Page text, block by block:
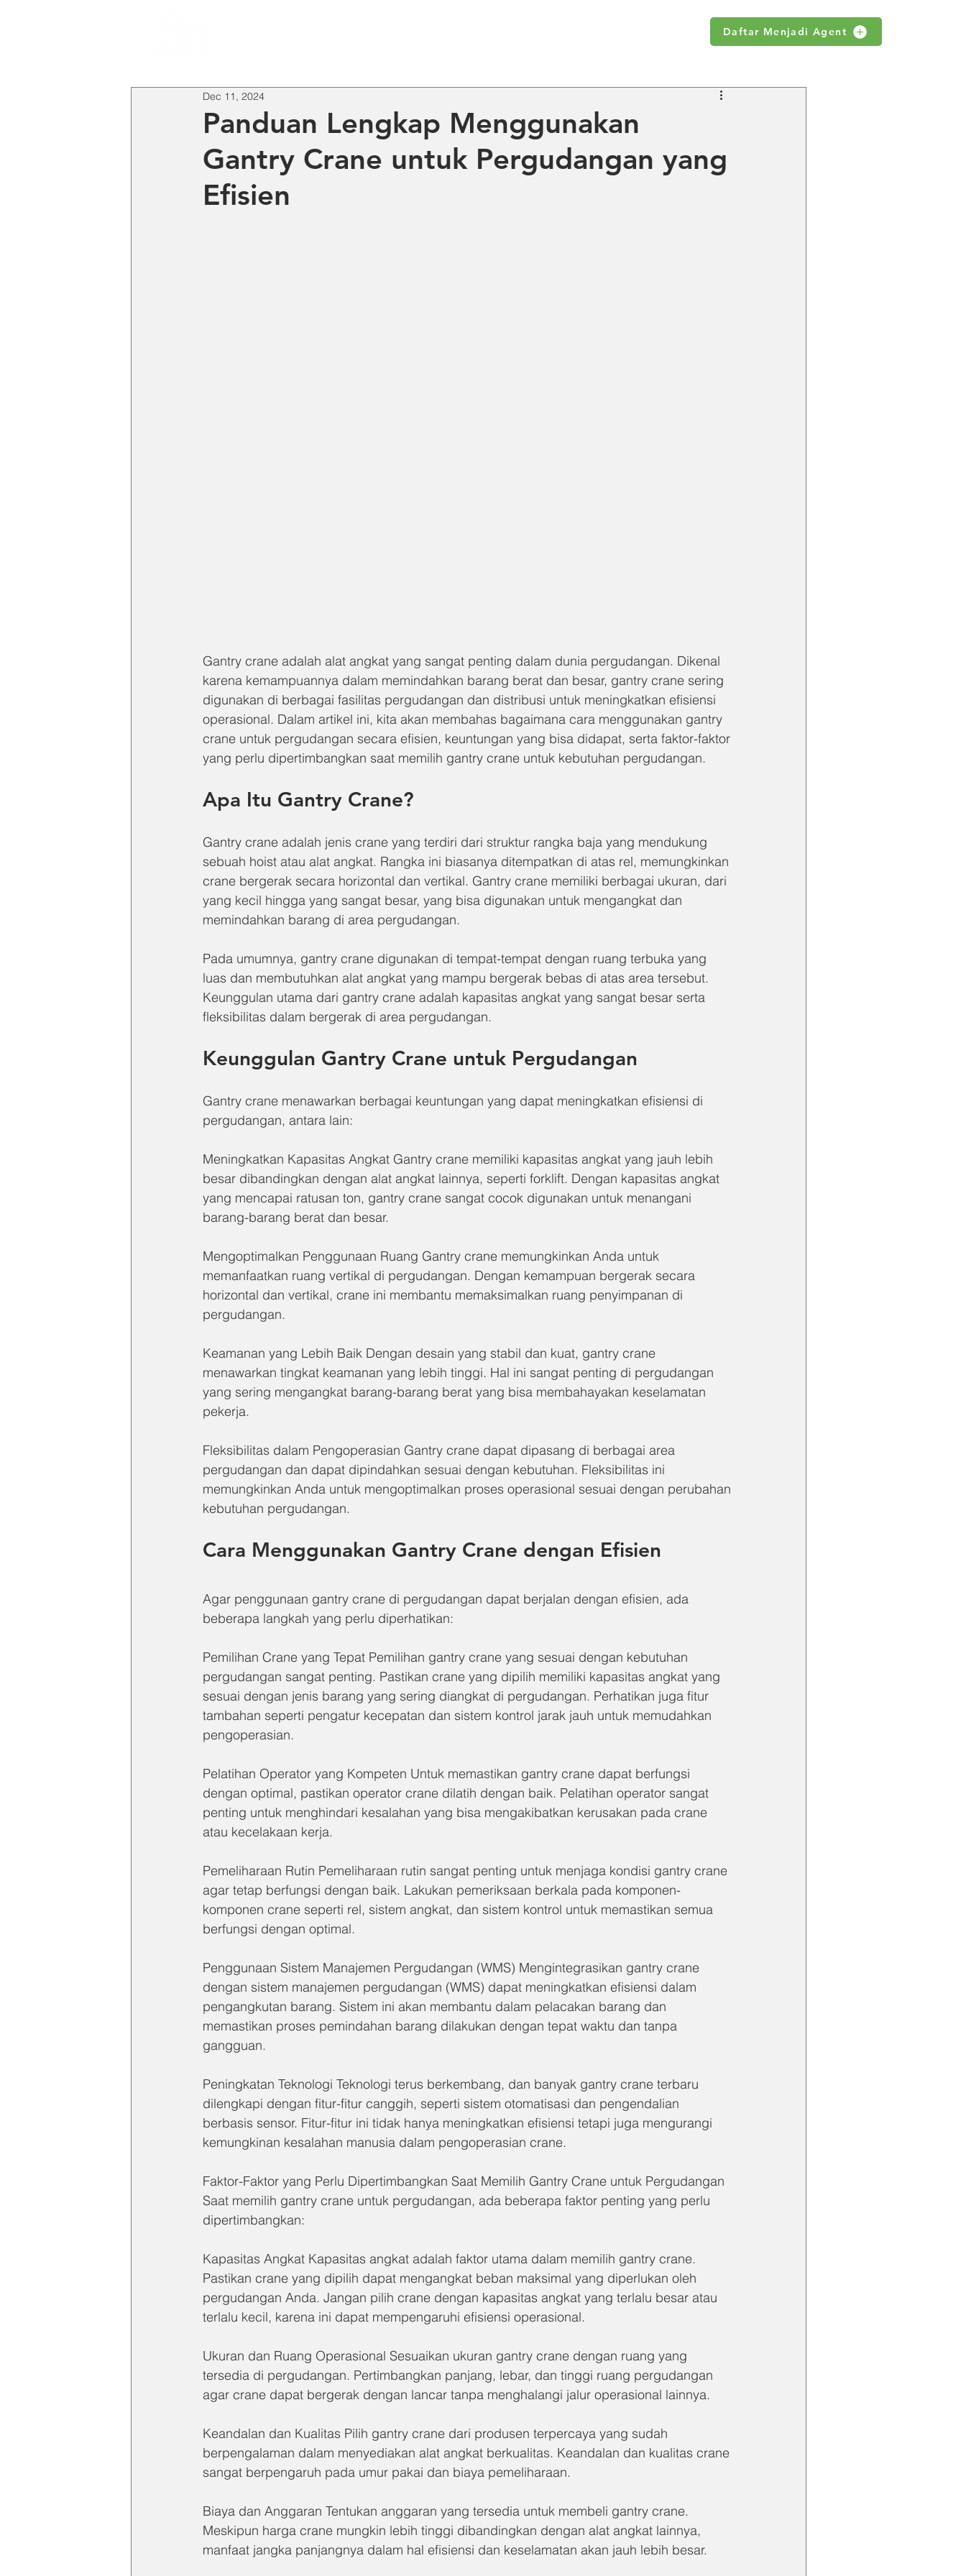
Daftar Menjadi Agent
Panduan Lengkap Menggunakan
Gantry Crane untuk Pergudangan yang
Efisien
Dec 11, 2024
Gantry crane adalah alat angkat yang sangat penting dalam dunia pergudangan. Dikenal
karena kemampuannya dalam memindahkan barang berat dan besar, gantry crane sering
digunakan di berbagai fasilitas pergudangan dan distribusi untuk meningkatkan efisiensi
operasional. Dalam artikel ini, kita akan membahas bagaimana cara menggunakan gantry
crane untuk pergudangan secara efisien, keuntungan yang bisa didapat, serta faktor-faktor
yang perlu dipertimbangkan saat memilih gantry crane untuk kebutuhan pergudangan.
Apa Itu Gantry Crane?
Gantry crane adalah jenis crane yang terdiri dari struktur rangka baja yang mendukung
sebuah hoist atau alat angkat. Rangka ini biasanya ditempatkan di atas rel, memungkinkan
crane bergerak secara horizontal dan vertikal. Gantry crane memiliki berbagai ukuran, dari
yang kecil hingga yang sangat besar, yang bisa digunakan untuk mengangkat dan
memindahkan barang di area pergudangan.
Pada umumnya, gantry crane digunakan di tempat-tempat dengan ruang terbuka yang
luas dan membutuhkan alat angkat yang mampu bergerak bebas di atas area tersebut.
Keunggulan utama dari gantry crane adalah kapasitas angkat yang sangat besar serta
fleksibilitas dalam bergerak di area pergudangan.
Keunggulan Gantry Crane untuk Pergudangan
Gantry crane menawarkan berbagai keuntungan yang dapat meningkatkan efisiensi di
pergudangan, antara lain:
Meningkatkan Kapasitas Angkat Gantry crane memiliki kapasitas angkat yang jauh lebih
besar dibandingkan dengan alat angkat lainnya, seperti forklift. Dengan kapasitas angkat
yang mencapai ratusan ton, gantry crane sangat cocok digunakan untuk menangani
barang-barang berat dan besar.
Mengoptimalkan Penggunaan Ruang Gantry crane memungkinkan Anda untuk
memanfaatkan ruang vertikal di pergudangan. Dengan kemampuan bergerak secara
horizontal dan vertikal, crane ini membantu memaksimalkan ruang penyimpanan di
pergudangan.
Keamanan yang Lebih Baik Dengan desain yang stabil dan kuat, gantry crane
menawarkan tingkat keamanan yang lebih tinggi. Hal ini sangat penting di pergudangan
yang sering mengangkat barang-barang berat yang bisa membahayakan keselamatan
pekerja.
Fleksibilitas dalam Pengoperasian Gantry crane dapat dipasang di berbagai area
pergudangan dan dapat dipindahkan sesuai dengan kebutuhan. Fleksibilitas ini
memungkinkan Anda untuk mengoptimalkan proses operasional sesuai dengan perubahan
kebutuhan pergudangan.
Cara Menggunakan Gantry Crane dengan Efisien
Agar penggunaan gantry crane di pergudangan dapat berjalan dengan efisien, ada
beberapa langkah yang perlu diperhatikan:
Pemilihan Crane yang Tepat Pemilihan gantry crane yang sesuai dengan kebutuhan
pergudangan sangat penting. Pastikan crane yang dipilih memiliki kapasitas angkat yang
sesuai dengan jenis barang yang sering diangkat di pergudangan. Perhatikan juga fitur
tambahan seperti pengatur kecepatan dan sistem kontrol jarak jauh untuk memudahkan
pengoperasian.
Pelatihan Operator yang Kompeten Untuk memastikan gantry crane dapat berfungsi
dengan optimal, pastikan operator crane dilatih dengan baik. Pelatihan operator sangat
penting untuk menghindari kesalahan yang bisa mengakibatkan kerusakan pada crane
atau kecelakaan kerja.
Pemeliharaan Rutin Pemeliharaan rutin sangat penting untuk menjaga kondisi gantry crane
agar tetap berfungsi dengan baik. Lakukan pemeriksaan berkala pada komponen-
komponen crane seperti rel, sistem angkat, dan sistem kontrol untuk memastikan semua
berfungsi dengan optimal.
Penggunaan Sistem Manajemen Pergudangan (WMS) Mengintegrasikan gantry crane
dengan sistem manajemen pergudangan (WMS) dapat meningkatkan efisiensi dalam
pengangkutan barang. Sistem ini akan membantu dalam pelacakan barang dan
memastikan proses pemindahan barang dilakukan dengan tepat waktu dan tanpa
gangguan.
Peningkatan Teknologi Teknologi terus berkembang, dan banyak gantry crane terbaru
dilengkapi dengan fitur-fitur canggih, seperti sistem otomatisasi dan pengendalian
berbasis sensor. Fitur-fitur ini tidak hanya meningkatkan efisiensi tetapi juga mengurangi
kemungkinan kesalahan manusia dalam pengoperasian crane.
Faktor-Faktor yang Perlu Dipertimbangkan Saat Memilih Gantry Crane untuk Pergudangan
Saat memilih gantry crane untuk pergudangan, ada beberapa faktor penting yang perlu
dipertimbangkan:
Kapasitas Angkat Kapasitas angkat adalah faktor utama dalam memilih gantry crane.
Pastikan crane yang dipilih dapat mengangkat beban maksimal yang diperlukan oleh
pergudangan Anda. Jangan pilih crane dengan kapasitas angkat yang terlalu besar atau
terlalu kecil, karena ini dapat mempengaruhi efisiensi operasional.
Ukuran dan Ruang Operasional Sesuaikan ukuran gantry crane dengan ruang yang
tersedia di pergudangan. Pertimbangkan panjang, lebar, dan tinggi ruang pergudangan
agar crane dapat bergerak dengan lancar tanpa menghalangi jalur operasional lainnya.
Keandalan dan Kualitas Pilih gantry crane dari produsen terpercaya yang sudah
berpengalaman dalam menyediakan alat angkat berkualitas. Keandalan dan kualitas crane
sangat berpengaruh pada umur pakai dan biaya pemeliharaan.
Biaya dan Anggaran Tentukan anggaran yang tersedia untuk membeli gantry crane.
Meskipun harga crane mungkin lebih tinggi dibandingkan dengan alat angkat lainnya,
manfaat jangka panjangnya dalam hal efisiensi dan keselamatan akan jauh lebih besar.